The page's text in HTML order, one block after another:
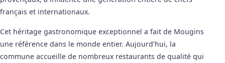
français et internationaux.
Cet héritage gastronomique exceptionnel a fait de Mougins
une référence dans le monde entier. Aujourd'hui, la
commune accueille de nombreux restaurants de qualité qui